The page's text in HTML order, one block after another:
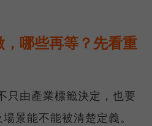
哪些再等？先看重
只由產業標籤決定，也要
景能不能被清楚定義。